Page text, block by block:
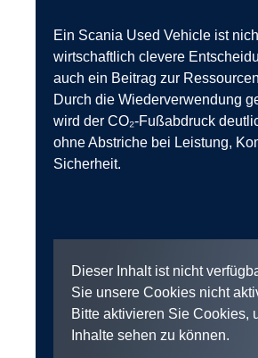
Ein Scania Used Vehicle ist
wirtschaftlich clevere
auch ein Beitrag zur
Durch die Wiederverwendung
wird der CO₂-Fußabdruck
ohne Abstriche bei Leistung,
Sicherheit.
Dieser Inhalt ist nicht
Sie unsere Cookies nicht
Bitte aktivieren Sie Cookies,
Inhalte sehen zu können.